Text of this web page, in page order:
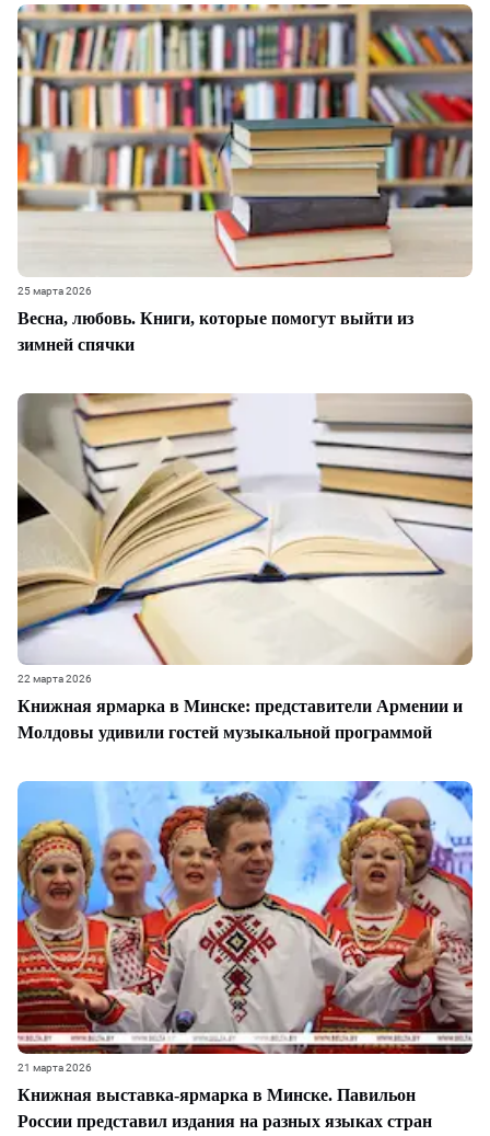
Весна, любовь. Книги, которые помогут выйти из
зимней спячки
25 марта 2026
Книжная ярмарка в Минске: представители Армении и
Молдовы удивили гостей музыкальной программой
22 марта 2026
Книжная выставка-ярмарка в Минске. Павильон
России представил издания на разных языках стран
21 марта 2026